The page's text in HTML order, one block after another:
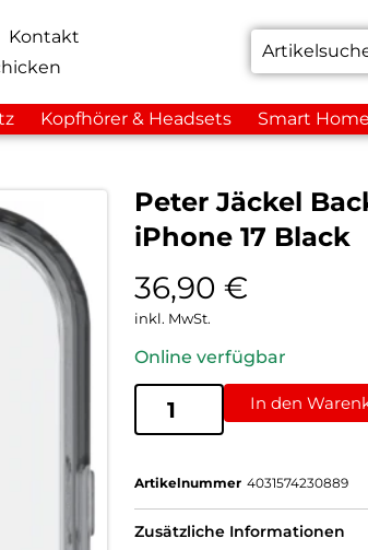
Kontakt
Kopfhörer & Headsets Smart
Peter Jäckel
iPhone 17 Black
36,90 €
inkl. MwSt.
Online verfügbar
In den
Artikelnummer 4031574230889
Zusätzliche Informationen